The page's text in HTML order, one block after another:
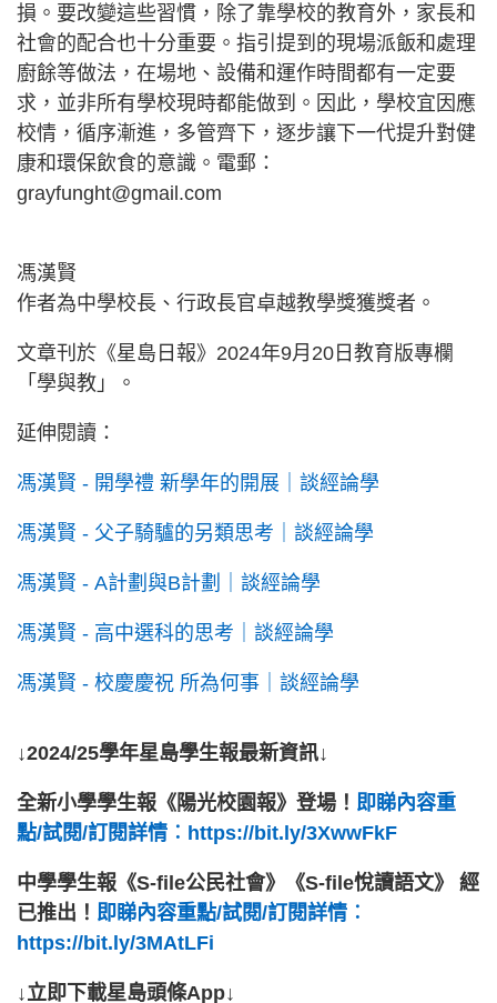
損。要改變這些習慣，除了靠學校的教育外，家長和
社會的配合也十分重要。指引提到的現場派飯和處理
廚餘等做法，在場地、設備和運作時間都有一定要
求，並非所有學校現時都能做到。因此，學校宜因應
校情，循序漸進，多管齊下，逐步讓下一代提升對健
康和環保飲食的意識。電郵：
grayfunght@gmail.com
馮漢賢
作者為中學校長、行政長官卓越教學獎獲獎者。
文章刊於《星島日報》2024年9月20日教育版專欄
「學與教」。
延伸閱讀：
馮漢賢 - 開學禮 新學年的開展｜談經論學
馮漢賢 - 父子騎驢的另類思考｜談經論學
馮漢賢 - A計劃與B計劃｜談經論學
馮漢賢 - 高中選科的思考｜談經論學
馮漢賢 - 校慶慶祝 所為何事｜談經論學
↓2024/25學年星島學生報最新資訊↓
全新小學學生報《陽光校園報》登場！ 即睇內容重
點/試閱/訂閱詳情︰https://bit.ly/3XwwFkF
中學學生報《S-file公民社會》《S-file悅讀語文》 經
已推出！ 即睇內容重點/試閱/訂閱詳情︰
https://bit.ly/3MAtLFi
↓立即下載星島頭條App↓